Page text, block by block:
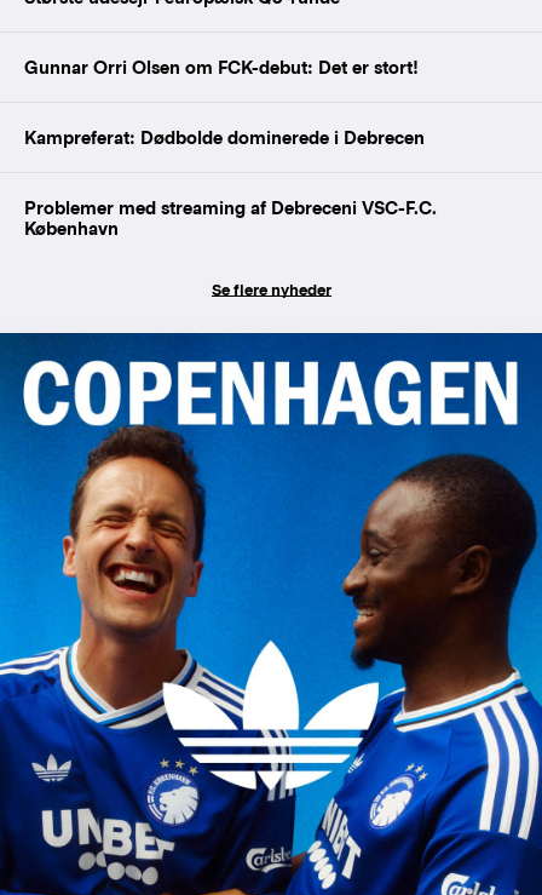
Gunnar Orri Olsen om FCK-debut: Det er stort!
Kampreferat: Dødbolde dominerede i Debrecen
Problemer med streaming af Debreceni VSC-F.C.
København
Se flere nyheder